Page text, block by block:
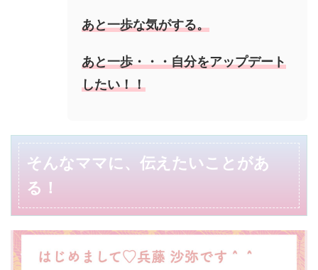
あと一歩な気がする。
あと一歩・・・自分をアップデート
したい！！
そんなママに、伝えたいことがあ
る！